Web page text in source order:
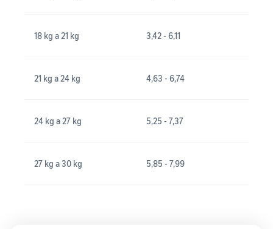
18 kg a 21 kg 3,42 - 6,11
21 kg a 24 kg 4,63 - 6,74
24 kg a 27 kg 5,25 - 7,37
27 kg a 30 kg 5,85 - 7,99